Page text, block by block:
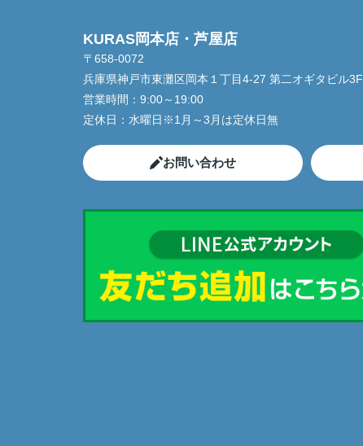
KURAS岡本店・芦屋店
〒658-0072
兵庫県神戸市東灘区岡本１丁目4-27 第二オギタビル3F
営業時間： 9:00～19:00
定休日： 水曜日※1月～3月は定休日無
お問い合わせ